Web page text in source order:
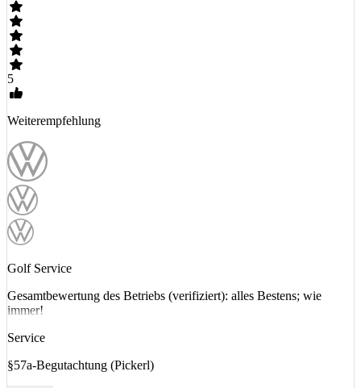
5
Weiterempfehlung
Golf Service
Gesamtbewertung des Betriebs (verifiziert): alles Bestens; wie
immer!
Service
§57a-Begutachtung (Pickerl)